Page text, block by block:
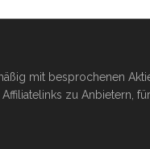
mit besprochenen
zu Anbietern,